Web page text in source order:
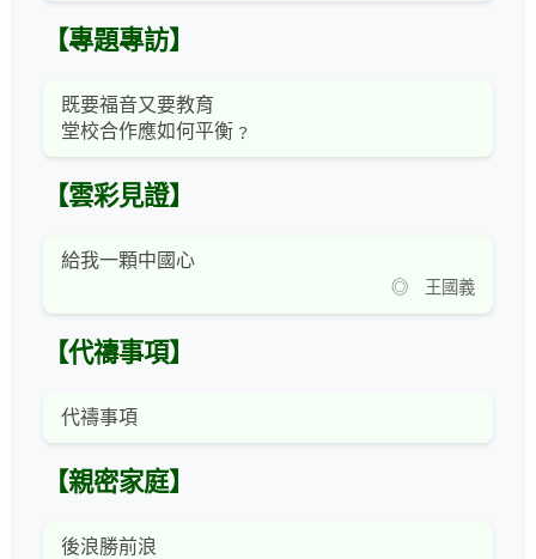
【專題專訪】
既要福音又要教育
堂校合作應如何平衡﹖
【雲彩見證】
給我一顆中國心
◎ 王國義
【代禱事項】
代禱事項
【親密家庭】
後浪勝前浪